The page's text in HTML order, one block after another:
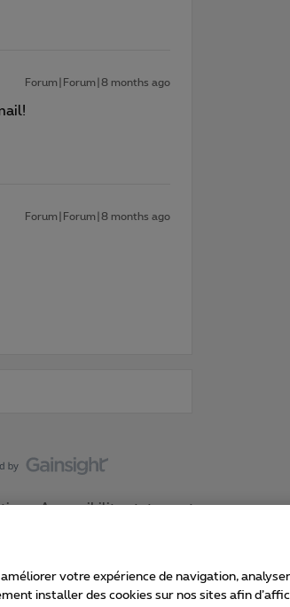
Forum|Forum|8 months ago
Forum|Forum|8 months ago
Accessibility statement
votre expérience de navigation,
installer des cookies sur nos sites afin